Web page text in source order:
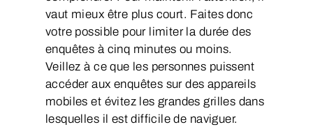
vaut mieux être plus court. Faites donc
votre possible pour limiter la durée des
enquêtes à cinq minutes ou moins.
Veillez à ce que les personnes puissent
accéder aux enquêtes sur des appareils
mobiles et évitez les grandes grilles dans
lesquelles il est difficile de naviguer.